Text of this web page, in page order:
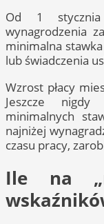
Od 1
wynagrodzenia
minimalna
lub świadczenia
Wzrost płacy
Jeszcze
minimalnych
najniżej
czasu pracy,
Ile na